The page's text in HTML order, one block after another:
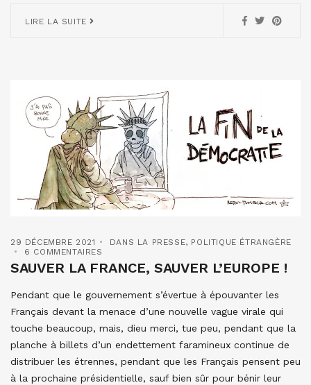
LIRE LA SUITE
29 DÉCEMBRE 2021 DANS LA PRESSE, POLITIQUE ÉTRANGÈRE
6 COMMENTAIRES
SAUVER LA FRANCE, SAUVER L’EUROPE !
Pendant que le gouvernement s’évertue à épouvanter les
Français devant la menace d’une nouvelle vague virale qui
touche beaucoup, mais, dieu merci, tue peu, pendant que la
planche à billets d’un endettement faramineux continue de
distribuer les étrennes, pendant que les Français pensent peu
à la prochaine présidentielle, sauf bien sûr pour bénir leur